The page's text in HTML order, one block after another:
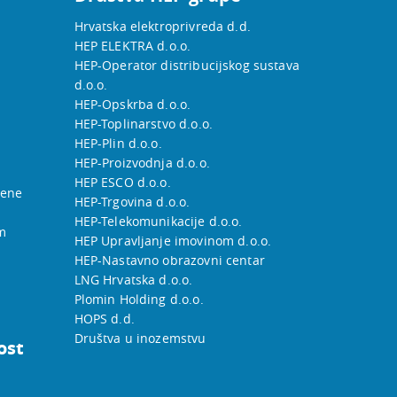
Hrvatska elektroprivreda d.d.
HEP ELEKTRA d.o.o.
HEP-Operator distribucijskog sustava
d.o.o.
HEP-Opskrba d.o.o.
HEP-Toplinarstvo d.o.o.
HEP-Plin d.o.o.
HEP-Proizvodnja d.o.o.
HEP ESCO d.o.o.
HEP-Trgovina d.o.o.
HEP-Telekomunikacije d.o.o.
HEP Upravljanje imovinom d.o.o.
HEP-Nastavno obrazovni centar
LNG Hrvatska d.o.o.
Plomin Holding d.o.o.
HOPS d.d.
Društva u inozemstvu